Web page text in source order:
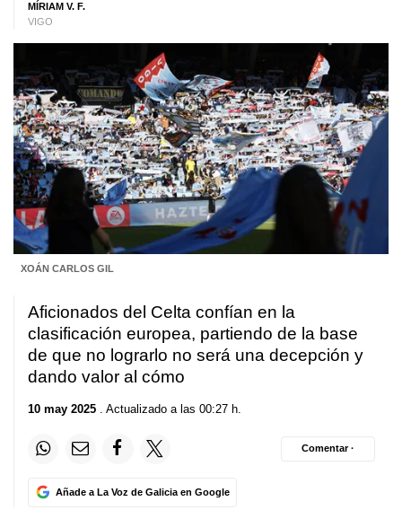
MÍRIAM V. F.
VIGO
XOÁN CARLOS GIL
Aficionados del Celta confían en la
clasificación europea, partiendo de la base
de que no lograrlo no será una decepción y
dando valor al cómo
10 may 2025 . Actualizado a las 00:27 h.
Añade a La Voz de Galicia en Google
Comentar ·